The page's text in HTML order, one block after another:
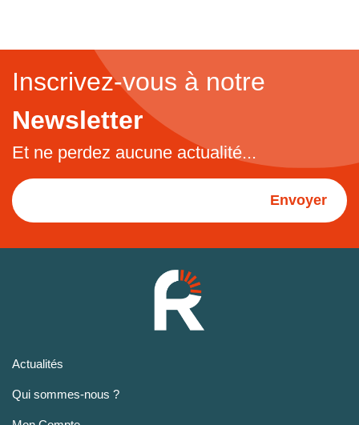
Inscrivez-vous à notre
Newsletter
Et ne perdez aucune actualité...
Envoyer
Actualités
Qui sommes-nous ?